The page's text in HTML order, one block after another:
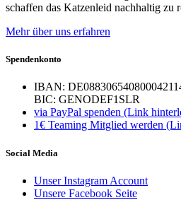
schaffen das Katzenleid nachhaltig zu
Mehr über uns erfahren
Spendenkonto
IBAN:
BIC: GENODEF1SLR
via PayPal spenden (Link
1€ Teaming Mitglied werden
Social Media
Unser Instagram Account
Unsere Facebook Seite